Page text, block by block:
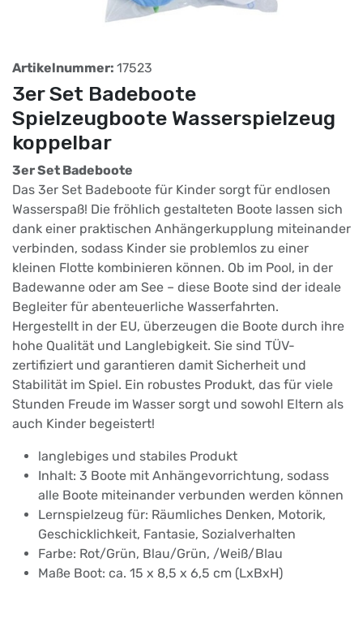
Artikelnummer: 17523
3er Set Badeboote
Spielzeugboote Wasserspielzeug
koppelbar
3er Set Badeboote
Das 3er Set Badeboote für Kinder sorgt für endlosen
Wasserspaß! Die fröhlich gestalteten Boote lassen sich
dank einer praktischen Anhängerkupplung miteinander
verbinden, sodass Kinder sie problemlos zu einer
kleinen Flotte kombinieren können. Ob im Pool, in der
Badewanne oder am See – diese Boote sind der ideale
Begleiter für abenteuerliche Wasserfahrten.
Hergestellt in der EU, überzeugen die Boote durch ihre
hohe Qualität und Langlebigkeit. Sie sind TÜV-
zertifiziert und garantieren damit Sicherheit und
Stabilität im Spiel. Ein robustes Produkt, das für viele
Stunden Freude im Wasser sorgt und sowohl Eltern als
auch Kinder begeistert!
langlebiges und stabiles Produkt
Inhalt: 3 Boote mit Anhängevorrichtung, sodass
alle Boote miteinander verbunden werden können
Lernspielzeug für: ‎Räumliches Denken, Motorik,
Geschicklichkeit, Fantasie, Sozialverhalten
Farbe: Rot/Grün, Blau/Grün, /Weiß/Blau
Maße Boot: ca. 15 x 8,5 x 6,5 cm (LxBxH)